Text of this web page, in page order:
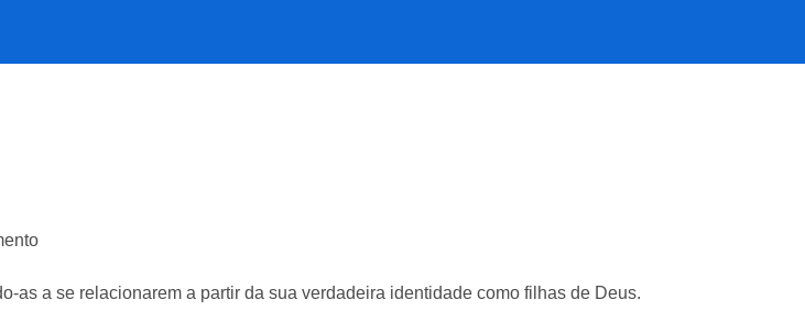
a se relacionarem a partir da sua verdadeira identidade como filhas de Deus.